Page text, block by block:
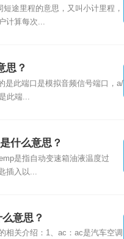
短途里程的意思，又叫小计里程，
计算每次...
思？
是此端口是模拟音频信号端口，a/
此端...
什么意思？
是指自动变速箱油液温度过
插入以...
意思？
相关介绍：1、ac：ac是汽车空调